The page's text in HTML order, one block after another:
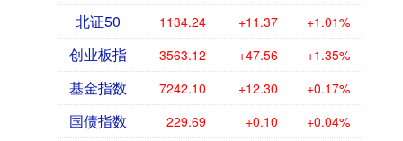
北证50 1134.24 +11.37 +1.01%
创业板指 3563.12 +47.56 +1.35%
基金指数 7242.10 +12.30 +0.17%
国债指数 229.69 +0.10 +0.04%